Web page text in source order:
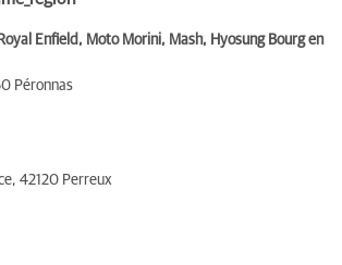
Enfield, Moto Morini, Mash, Hyosung Bourg en
Péronnas
42120 Perreux